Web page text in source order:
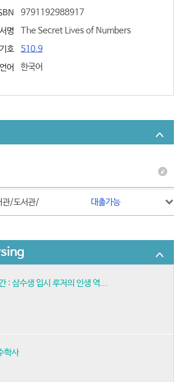
9791192988917
명
The Secret Lives of Numbers
호
510.9
언어
한국어
관/도서관/ 대출가능
: 삼수생 입시 루저의 인생 역...
학사